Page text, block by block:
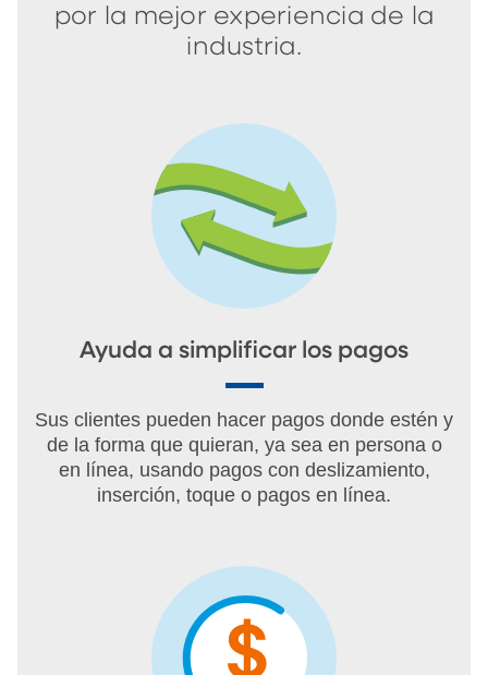
por la mejor experiencia de la
industria.
Ayuda a simplificar los pagos
Sus clientes pueden hacer pagos donde estén y
de la forma que quieran, ya sea en persona o
en línea, usando pagos con deslizamiento,
inserción, toque o pagos en línea.